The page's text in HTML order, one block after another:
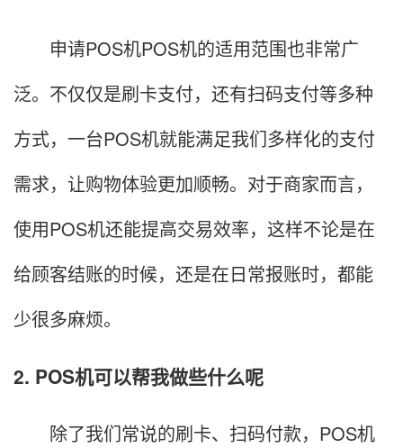
申请POS机POS机的适用范围也非常广
泛。不仅仅是刷卡支付，还有扫码支付等多种
方式，一台POS机就能满足我们多样化的支付
需求，让购物体验更加顺畅。对于商家而言，
使用POS机还能提高交易效率，这样不论是在
给顾客结账的时候，还是在日常报账时，都能
少很多麻烦。
2. POS机可以帮我做些什么呢
除了我们常说的刷卡、扫码付款，POS机